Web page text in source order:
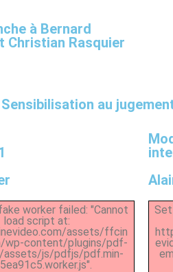
à Bernard
Christian Rasquier
au
worker failed: "Cannot
load script at:
assets/ffcin
wp-content/plugins/pdf-
assets/js/pdfjs/pdf.min-